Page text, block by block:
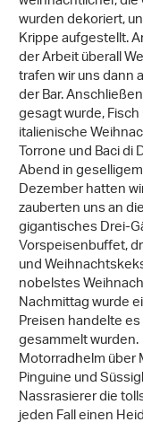
wurden dekoriert,
Krippe aufgestellt.
der Arbeit überall
trafen wir uns dann
der Bar.
gesagt wurde,
italienische
Torrone und Baci di
Abend in
Dezember hatten
zauberten uns an
gigantisches Drei-
Vorspeisenbuffet,
und
nobelstes
Nachmittag wurde
Preisen handelte
gesammelt
Motorradhelm
Pinguine und
Nassrasierer die
jeden Fall einen